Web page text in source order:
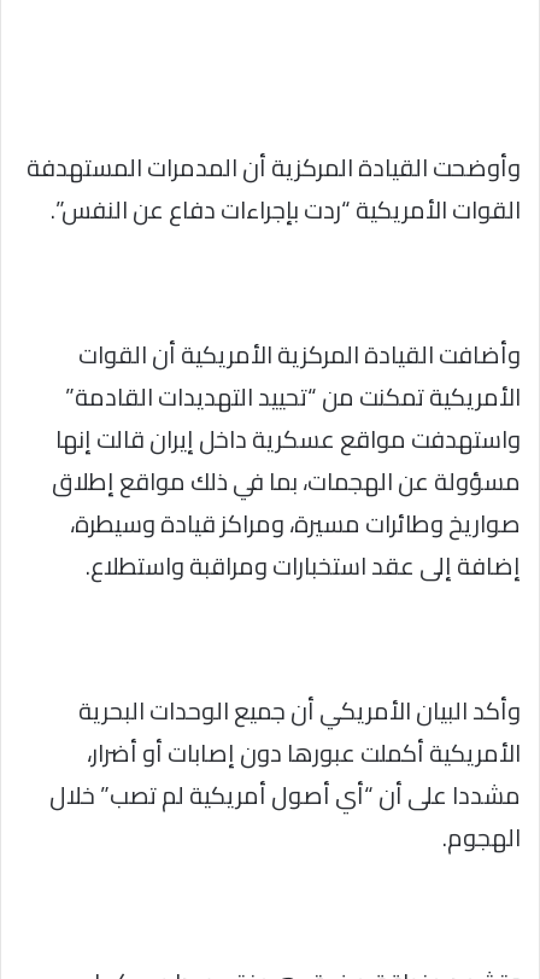
وأوضحت القيادة المركزية أن المدمرات المستهدفة
القوات الأمريكية “ردت بإجراءات دفاع عن النفس”.
وأضافت القيادة المركزية الأمريكية أن القوات
الأمريكية تمكنت من “تحييد التهديدات القادمة”
واستهدفت مواقع عسكرية داخل إيران قالت إنها
مسؤولة عن الهجمات، بما في ذلك مواقع إطلاق
صواريخ وطائرات مسيرة، ومراكز قيادة وسيطرة،
إضافة إلى عقد استخبارات ومراقبة واستطلاع.
وأكد البيان الأمريكي أن جميع الوحدات البحرية
الأمريكية أكملت عبورها دون إصابات أو أضرار،
مشددا على أن “أي أصول أمريكية لم تصب” خلال
الهجوم.